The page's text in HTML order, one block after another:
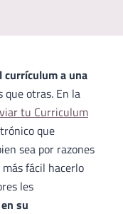
currículum a una
otras. En la
tu Curriculum
que
sea por razones
fácil hacerlo
les
su